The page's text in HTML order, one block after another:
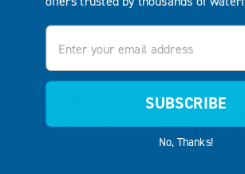
(SIN
Email
SUBSCRIBE
No, Thanks!